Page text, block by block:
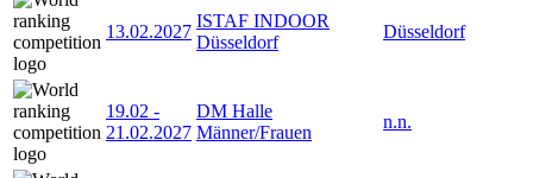
13.02.2027
ISTAF INDOOR
Düsseldorf
Düsseldorf
19.02 -
21.02.2027
DM Halle
Männer/Frauen
n.n.